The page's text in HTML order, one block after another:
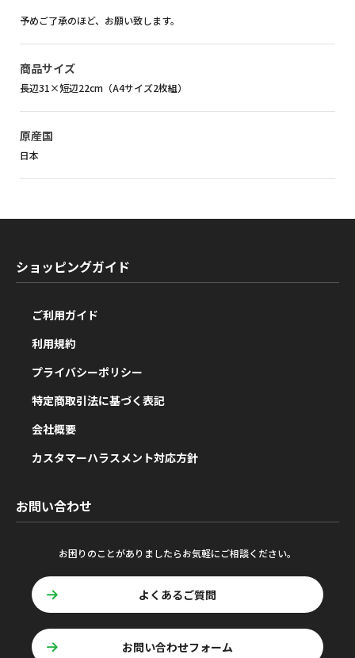
予めご了承のほど、お願い致します。
商品サイズ
長辺31×短辺22cm（A4サイズ2枚組）
原産国
日本
ショッピングガイド
ご利用ガイド
利用規約
プライバシーポリシー
特定商取引法に基づく表記
会社概要
カスタマーハラスメント対応方針
お問い合わせ
お困りのことがありましたらお気軽にご相談ください。
よくあるご質問
お問い合わせフォーム